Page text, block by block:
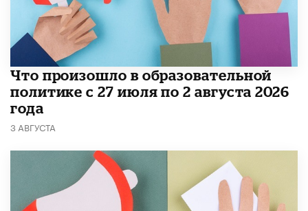
​Что произошло в образовательной
политике с 27 июля по 2 августа 2026
года
3 АВГУСТА